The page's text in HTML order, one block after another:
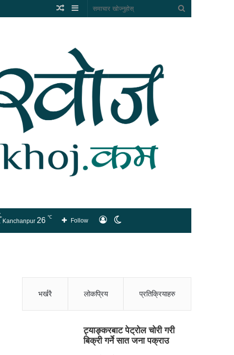
Sidebar
Random
लगइन
Follow
Kanchanpur 26 ℃
भर्खरै लोकप्रिय प्रतिक्रियाहरु
ट्याङ्करबाट पेट्रोल चोरी गरी
बिक्री गर्ने सात जना पक्राउ